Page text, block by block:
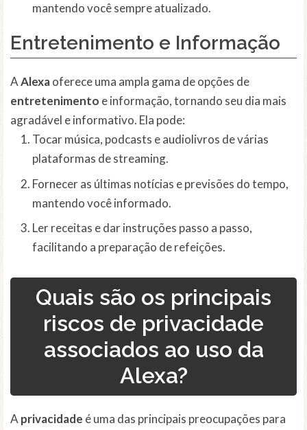
mantendo você sempre atualizado.
Entretenimento e Informação
AAlexaoferece uma ampla gama de opções de
entretenimento e informação, tornando seu dia mais
agradável e informativo. Ela pode:
Tocar música, podcasts e audiolivros de várias
plataformas de streaming.
Fornecer as últimas notícias e previsões do tempo,
mantendo você informado.
Ler receitas e dar instruções passo a passo,
facilitando a preparação de refeições.
Quais são os principais
riscos de privacidade
associados ao uso da
Alexa?
A privacidade é uma das principais preocupações para